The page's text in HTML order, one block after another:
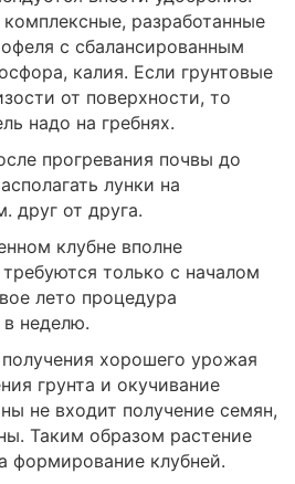
разработанные
с сбалансированным
калия. Если грунтовые
от поверхности, то
надо на гребнях.
прогревания почвы до
лунки на
друг от друга.
клубне вполне
только с началом
лето процедура
в неделю.
хорошего урожая
грунта и окучивание
не входит получение семян,
Таким образом растение
формирование клубней.